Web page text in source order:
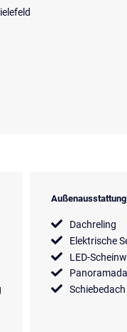
Außenausstattung
Dachreling
Elektrische
LED-
Schiebedach